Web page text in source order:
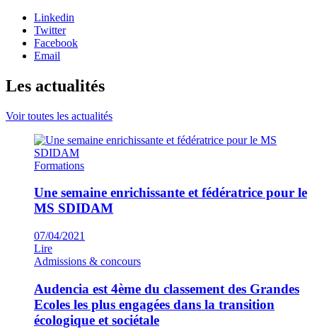
Linkedin
Twitter
Facebook
Email
Les actualités
Voir toutes les actualités
Formations
Une semaine enrichissante et fédératrice pour le
MS SDIDAM
07/04/2021
Lire
Admissions & concours
Audencia est 4ème du classement des Grandes
Ecoles les plus engagées dans la transition
écologique et sociétale